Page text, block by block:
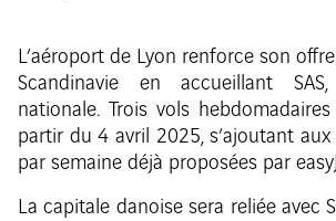
L’aéroport de Lyon renforce son
Scandinavie en accueillant
nationale. Trois vols
partir du 4 avril 2025, s’ajoutant
par semaine déjà proposées par
La capitale danoise sera reliée avec